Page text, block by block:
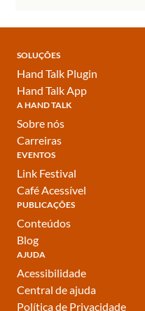
SOLUÇÕES
Hand Talk Plugin
Hand Talk App
A HAND TALK
Sobre nós
Carreiras
EVENTOS
Link Festival
Café Acessível
PUBLICAÇÕES
Conteúdos
Blog
AJUDA
Acessibilidade
Central de ajuda
Política de Privacidade